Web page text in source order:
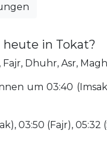
in Tokat?
Dhuhr, Asr,
um 03:40
(Fajr), 05:32